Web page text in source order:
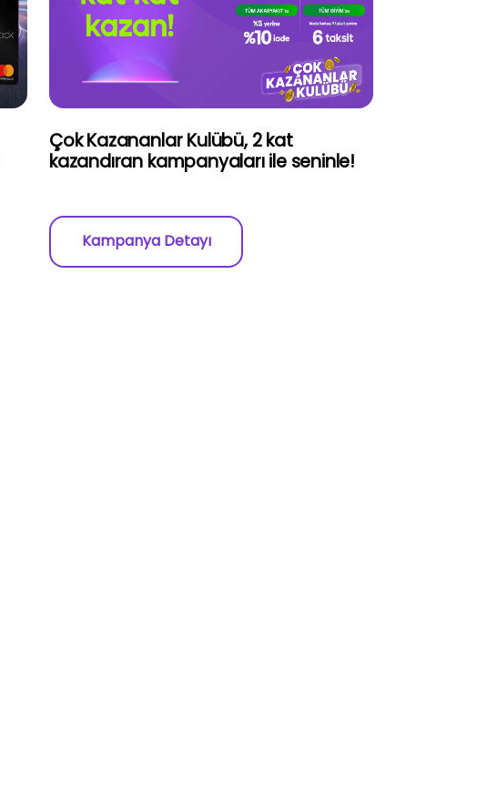
Çok Kazananlar Kulübü, 2 kat
kazandıran kampanyaları ile seninle!
Kampanya Detayı